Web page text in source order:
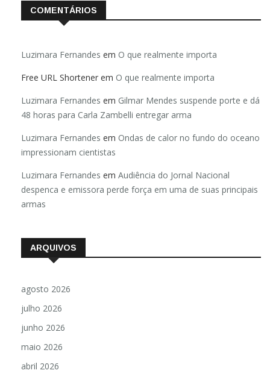
COMENTÁRIOS
Luzimara Fernandes em O que realmente importa
Free URL Shortener em O que realmente importa
Luzimara Fernandes em Gilmar Mendes suspende porte e dá
48 horas para Carla Zambelli entregar arma
Luzimara Fernandes em Ondas de calor no fundo do oceano
impressionam cientistas
Luzimara Fernandes em Audiência do Jornal Nacional
despenca e emissora perde força em uma de suas principais
armas
ARQUIVOS
agosto 2026
julho 2026
junho 2026
maio 2026
abril 2026